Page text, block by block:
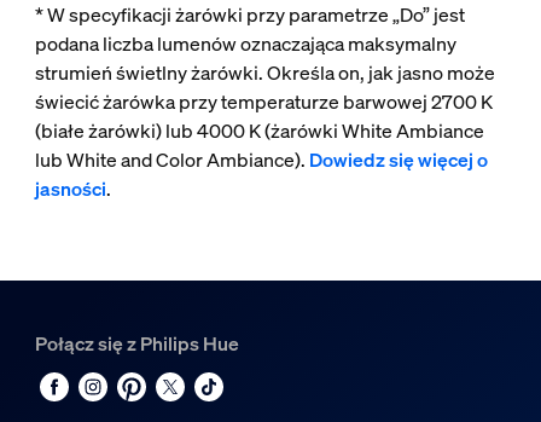
* W specyfikacji żarówki przy parametrze „Do” jest
podana liczba lumenów oznaczająca maksymalny
strumień świetlny żarówki. Określa on, jak jasno może
świecić żarówka przy temperaturze barwowej 2700 K
(białe żarówki) lub 4000 K (żarówki White Ambiance
lub White and Color Ambiance). Dowiedz się więcej o
jasności.
Połącz się z Philips Hue